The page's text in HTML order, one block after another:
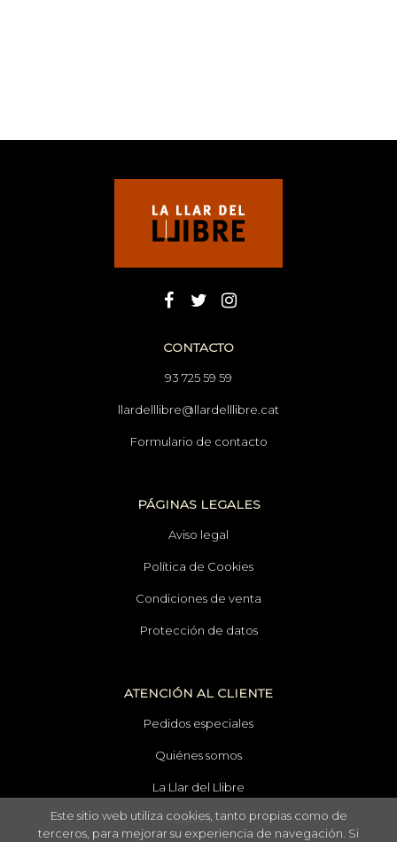
CONTACTO
93 725 59 59
llardelllibre@llardelllibre.cat
Formulario de contacto
PÁGINAS LEGALES
Aviso legal
Política de Cookies
Condiciones de venta
Protección de datos
ATENCIÓN AL CLIENTE
Pedidos especiales
Quiénes somos
La Llar del Llibre
Sabadell
Este sitio web utiliza cookies, tanto propias como de
terceros, para mejorar su experiencia de navegación. Si